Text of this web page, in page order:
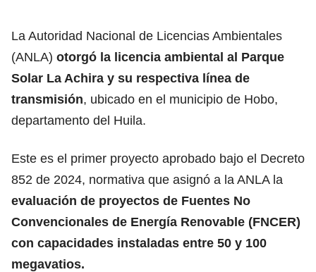
La Autoridad Nacional de Licencias Ambientales
(ANLA) otorgó la licencia ambiental al Parque
Solar La Achira y su respectiva línea de
transmisión, ubicado en el municipio de Hobo,
departamento del Huila.
Este es el primer proyecto aprobado bajo el Decreto
852 de 2024, normativa que asignó a la ANLA la
evaluación de proyectos de Fuentes No
Convencionales de Energía Renovable (FNCER)
con capacidades instaladas entre 50 y 100
megavatios.